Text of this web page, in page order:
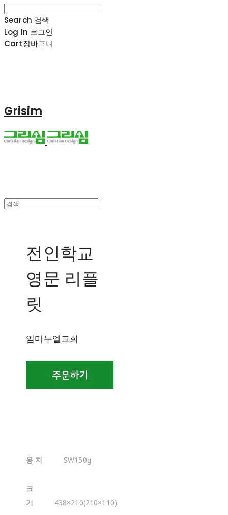
Search 검색
Log In 로그인
Cart장바구니
Grisim
전인학교
영문 리플
릿
임마누엘교회
용 지 SW150g
크
기
438×210(210×110)